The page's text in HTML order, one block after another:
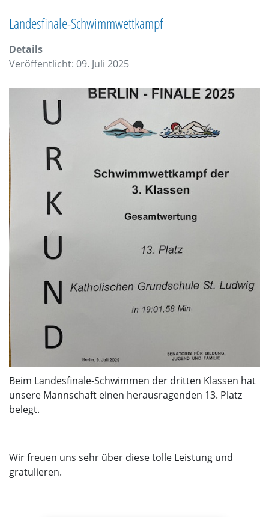
Landesfinale-Schwimmwettkampf
Details
Veröffentlicht: 09. Juli 2025
Beim Landesfinale-Schwimmen der dritten Klassen hat
unsere Mannschaft einen herausragenden 13. Platz
belegt.
Wir freuen uns sehr über diese tolle Leistung und
gratulieren.